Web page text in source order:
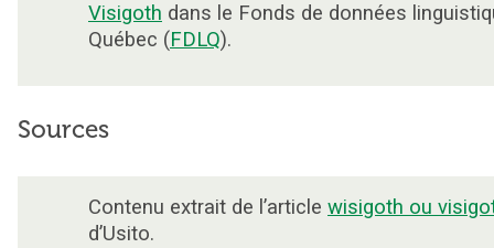
Visigoth dans le Fonds de données
Québec (FDLQ).
Sources
Contenu extrait de l’article wisigoth ou
d’Usito.